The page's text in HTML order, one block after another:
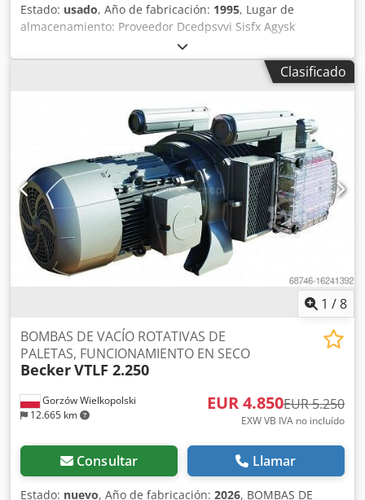
Estado: usado, Año de fabricación: 1995, Lugar de
almacenamiento: Proveedor Dcedpsvvi Sisfx Agysk
Clasificado
1 /8
Gorzów Wielkopolski
12.665 km
BOMBAS DE VACÍO ROTATIVAS DE
PALETAS, FUNCIONAMIENTO EN SECO
BeckerVTLF 2.250
EUR 4.850EUR 5.250
EXW VB IVA no incluído
Consultar Llamar
Estado: nuevo, Año de fabricación: 2026, BOMBAS DE